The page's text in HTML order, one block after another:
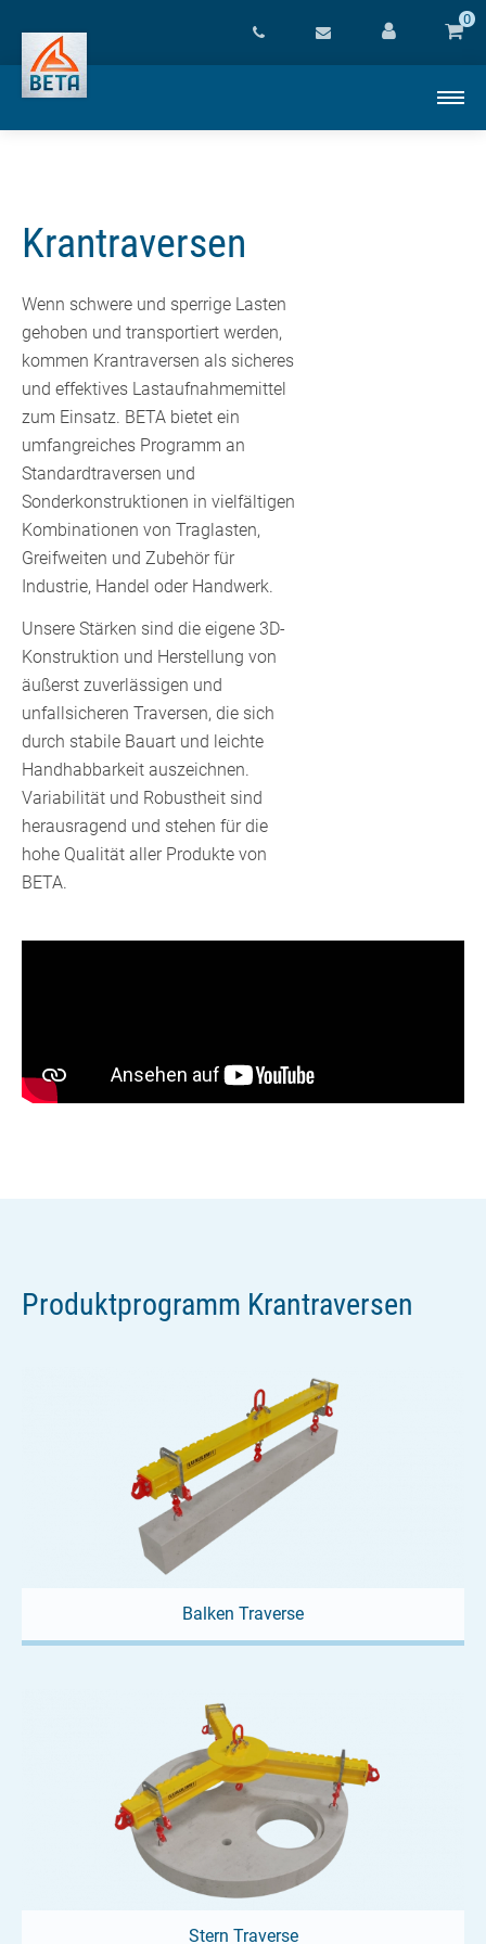
0
Krantraversen
Wenn schwere und sperrige Lasten
gehoben und transportiert werden,
kommen Krantraversen als sicheres
und effektives Lastaufnahmemittel
zum Einsatz. BETA bietet ein
umfangreiches Programm an
Standardtraversen und
Sonderkonstruktionen in vielfältigen
Kombinationen von Traglasten,
Greifweiten und Zubehör für
Industrie, Handel oder Handwerk.
Unsere Stärken sind die eigene 3D-
Konstruktion und Herstellung von
äußerst zuverlässigen und
unfallsicheren Traversen, die sich
durch stabile Bauart und leichte
Handhabbarkeit auszeichnen.
Variabilität und Robustheit sind
herausragend und stehen für die
hohe Qualität aller Produkte von
BETA.
Produktprogramm Krantraversen
Balken Traverse
Stern Traverse